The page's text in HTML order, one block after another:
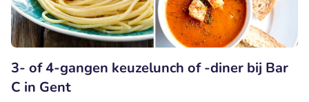
3- of 4-gangen keuzelunch of -diner bij Bar
C in Gent